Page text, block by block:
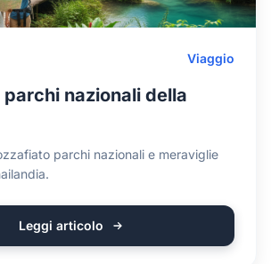
Viaggio
parchi nazionali della
parchi nazionali e meraviglie
Leggi articolo